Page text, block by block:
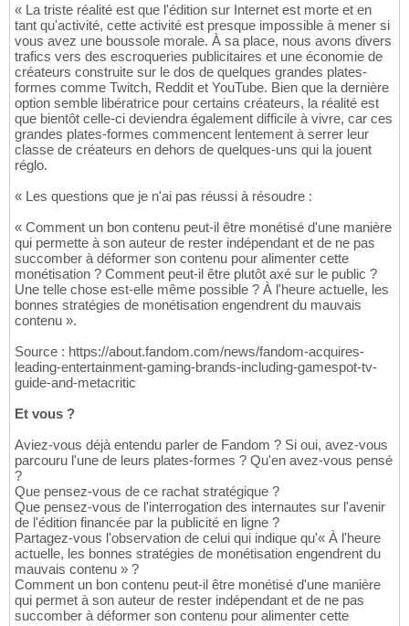
« La triste réalité est que l'édition sur Internet est morte et en
tant qu'activité, cette activité est presque impossible à mener si
vous avez une boussole morale. À sa place, nous avons divers
trafics vers des escroqueries publicitaires et une économie de
créateurs construite sur le dos de quelques grandes plates-
formes comme Twitch, Reddit et YouTube. Bien que la dernière
option semble libératrice pour certains créateurs, la réalité est
que bientôt celle-ci deviendra également difficile à vivre, car ces
grandes plates-formes commencent lentement à serrer leur
classe de créateurs en dehors de quelques-uns qui la jouent
réglo.
« Les questions que je n'ai pas réussi à résoudre :
« Comment un bon contenu peut-il être monétisé d'une manière
qui permette à son auteur de rester indépendant et de ne pas
succomber à déformer son contenu pour alimenter cette
monétisation ? Comment peut-il être plutôt axé sur le public ?
Une telle chose est-elle même possible ? À l'heure actuelle, les
bonnes stratégies de monétisation engendrent du mauvais
contenu ».
Source : https://about.fandom.com/news/fandom-acquires-
leading-entertainment-gaming-brands-including-gamespot-tv-
guide-and-metacritic
Et vous ?
Aviez-vous déjà entendu parler de Fandom ? Si oui, avez-vous
parcouru l'une de leurs plates-formes ? Qu'en avez-vous pensé
?
Que pensez-vous de ce rachat stratégique ?
Que pensez-vous de l'interrogation des internautes sur l'avenir
de l'édition financée par la publicité en ligne ?
Partagez-vous l'observation de celui qui indique qu'« À l'heure
actuelle, les bonnes stratégies de monétisation engendrent du
mauvais contenu » ?
Comment un bon contenu peut-il être monétisé d'une manière
qui permet à son auteur de rester indépendant et de ne pas
succomber à déformer son contenu pour alimenter cette